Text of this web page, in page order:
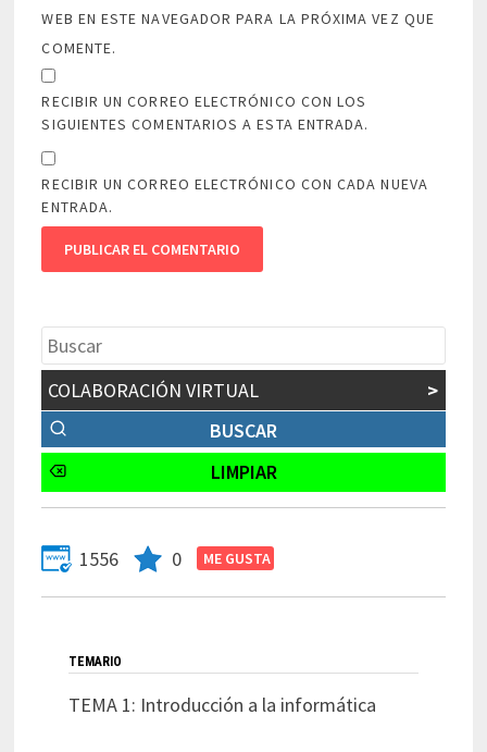
WEB EN ESTE NAVEGADOR PARA LA PRÓXIMA VEZ QUE
COMENTE.
RECIBIR UN CORREO ELECTRÓNICO CON LOS
SIGUIENTES COMENTARIOS A ESTA ENTRADA.
RECIBIR UN CORREO ELECTRÓNICO CON CADA NUEVA
ENTRADA.
COLABORACIÓN VIRTUAL >
1556 0
TEMARIO
TEMA 1: Introducción a la informática